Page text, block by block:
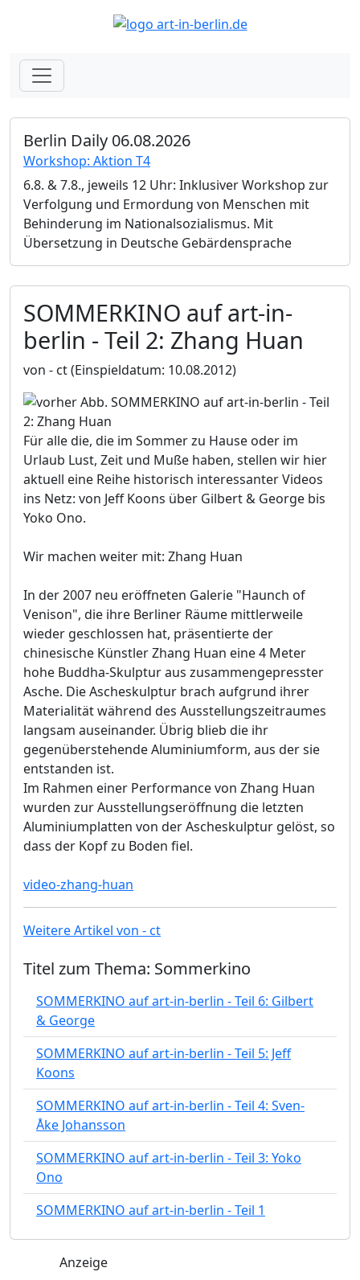
Berlin Daily 06.08.2026
Workshop: Aktion T4
6.8. & 7.8., jeweils 12 Uhr: Inklusiver Workshop zur
Verfolgung und Ermordung von Menschen mit
Behinderung im Nationalsozialismus. Mit
Übersetzung in Deutsche Gebärdensprache
SOMMERKINO auf art-in-
berlin - Teil 2: Zhang Huan
von - ct(Einspieldatum: 10.08.2012)
Für alle die, die im Sommer zu Hause oder im
Urlaub Lust, Zeit und Muße haben, stellen wir hier
aktuell eine Reihe historisch interessanter Videos
ins Netz: von Jeff Koons über Gilbert & George bis
Yoko Ono.
Wir machen weiter mit: Zhang Huan
In der 2007 neu eröffneten Galerie "Haunch of
Venison", die ihre Berliner Räume mittlerweile
wieder geschlossen hat, präsentierte der
chinesische Künstler Zhang Huan eine 4 Meter
hohe Buddha-Skulptur aus zusammengepresster
Asche. Die Ascheskulptur brach aufgrund ihrer
Materialität während des Ausstellungszeitraumes
langsam auseinander. Übrig blieb die ihr
gegenüberstehende Aluminiumform, aus der sie
entstanden ist.
Im Rahmen einer Performance von Zhang Huan
wurden zur Ausstellungseröffnung die letzten
Aluminiumplatten von der Ascheskulptur gelöst, so
dass der Kopf zu Boden fiel.
video-zhang-huan
Weitere Artikel von - ct
Titel zum Thema: Sommerkino
SOMMERKINO auf art-in-berlin - Teil 6: Gilbert
& George
SOMMERKINO auf art-in-berlin - Teil 5: Jeff
Koons
SOMMERKINO auf art-in-berlin - Teil 4: Sven-
Åke Johansson
SOMMERKINO auf art-in-berlin - Teil 3: Yoko
Ono
SOMMERKINO auf art-in-berlin - Teil 1
Anzeige